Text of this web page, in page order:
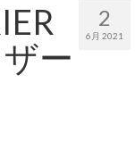
2
6月 2021
ー